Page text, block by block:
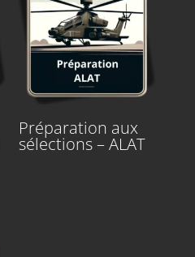
Préparation aux
sélections – ALAT